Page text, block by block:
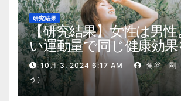
研究結果
【研究結果】女性は男
い運動量で同じ健康効果
10月 3, 2024 6:17 AM
角谷 剛
う）